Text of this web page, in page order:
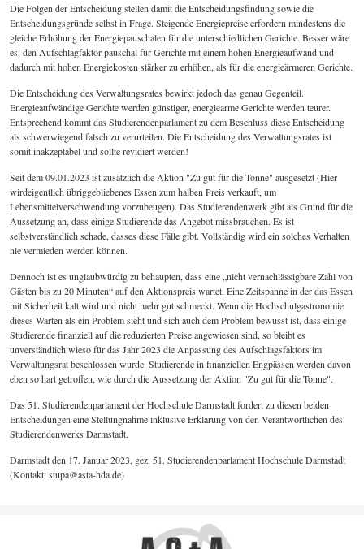
Die Folgen der Entscheidung stellen damit die Entscheidungsfindung sowie die
Entscheidungsgründe selbst in Frage. Steigende Energiepreise erfordern mindestens die
gleiche Erhöhung der Energiepauschalen für die unterschiedlichen Gerichte. Besser wäre
es, den Aufschlagfaktor pauschal für Gerichte mit einem hohen Energieaufwand und
dadurch mit hohen Energiekosten stärker zu erhöhen, als für die energieärmeren Gerichte.
Die Entscheidung des Verwaltungsrates bewirkt jedoch das genau Gegenteil.
Energieaufwändige Gerichte werden günstiger, energiearme Gerichte werden teurer.
Entsprechend kommt das Studierendenparlament zu dem Beschluss diese Entscheidung
als schwerwiegend falsch zu verurteilen. Die Entscheidung des Verwaltungsrates ist
somit inakzeptabel und sollte revidiert werden!
Seit dem 09.01.2023 ist zusätzlich die Aktion "Zu gut für die Tonne" ausgesetzt (Hier
wirdeigentlich übriggebliebenes Essen zum halben Preis verkauft, um
Lebensmittelverschwendung vorzubeugen). Das Studierendenwerk gibt als Grund für die
Aussetzung an, dass einige Studierende das Angebot missbrauchen. Es ist
selbstverständlich schade, dasses diese Fälle gibt. Vollständig wird ein solches Verhalten
nie vermieden werden können.
Dennoch ist es unglaubwürdig zu behaupten, dass eine „nicht vernachlässigbare Zahl von
Gästen bis zu 20 Minuten“ auf den Aktionspreis wartet. Eine Zeitspanne in der das Essen
mit Sicherheit kalt wird und nicht mehr gut schmeckt. Wenn die Hochschulgastronomie
dieses Warten als ein Problem sieht und sich auch dem Problem bewusst ist, dass einige
Studierende finanziell auf die reduzierten Preise angewiesen sind, so bleibt es
unverständlich wieso für das Jahr 2023 die Anpassung des Aufschlagsfaktors im
Verwaltungsrat beschlossen wurde. Studierende in finanziellen Engpässen werden davon
eben so hart getroffen, wie durch die Aussetzung der Aktion "Zu gut für die Tonne".
Das 51. Studierendenparlament der Hochschule Darmstadt fordert zu diesen beiden
Entscheidungen eine Stellungnahme inklusive Erklärung von den Verantwortlichen des
Studierendenwerks Darmstadt.
Darmstadt den 17. Januar 2023, gez. 51. Studierendenparlament Hochschule Darmstadt
(Kontakt: stupa@asta-hda.de)